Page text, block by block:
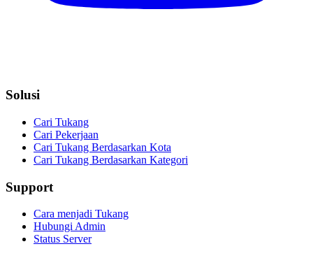
Solusi
Cari Tukang
Cari Pekerjaan
Cari Tukang Berdasarkan Kota
Cari Tukang Berdasarkan Kategori
Support
Cara menjadi Tukang
Hubungi Admin
Status Server